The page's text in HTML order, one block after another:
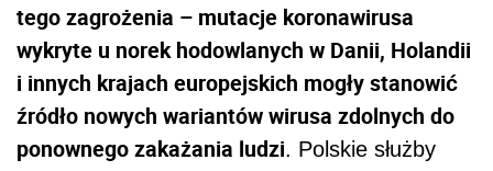
tego zagrożenia – mutacje koronawirusa
wykryte u norek hodowlanych w Danii, Holandii
i innych krajach europejskich mogły stanowić
źródło nowych wariantów wirusa zdolnych do
ponownego zakażania ludzi. Polskie służby